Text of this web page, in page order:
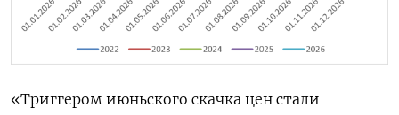
«Триггером июньского скачка цен стали